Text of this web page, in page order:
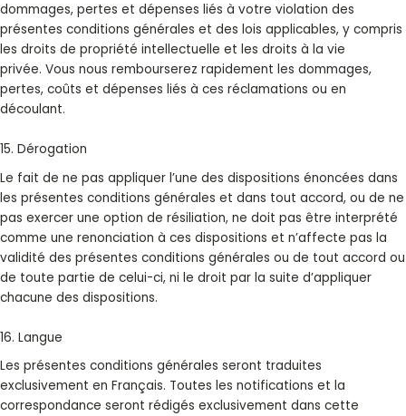
dommages, pertes et dépenses liés à votre violation des
présentes conditions générales et des lois applicables, y compris
les droits de propriété intellectuelle et les droits à la vie
privée. Vous nous rembourserez rapidement les dommages,
pertes, coûts et dépenses liés à ces réclamations ou en
découlant.
15. Dérogation
Le fait de ne pas appliquer l’une des dispositions énoncées dans
les présentes conditions générales et dans tout accord, ou de ne
pas exercer une option de résiliation, ne doit pas être interprété
comme une renonciation à ces dispositions et n’affecte pas la
validité des présentes conditions générales ou de tout accord ou
de toute partie de celui-ci, ni le droit par la suite d’appliquer
chacune des dispositions.
16. Langue
Les présentes conditions générales seront traduites
exclusivement en Français. Toutes les notifications et la
correspondance seront rédigés exclusivement dans cette